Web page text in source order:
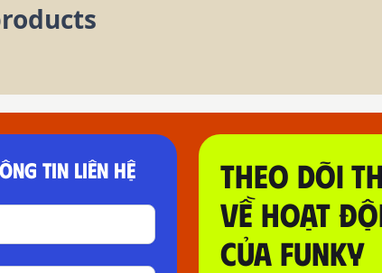
TIN LIÊN HỆ
THEO DÕI
VỀ HOẠT
CỦA FUNKY